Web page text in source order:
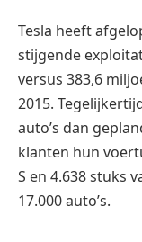
Tesla heeft
stijgende
versus 383,6
2015.
auto’s dan
klanten hun
S en 4.638 stuks
17.000 auto’s.